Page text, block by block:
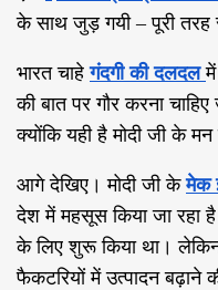
के साथ जुड़ गयी–पूरी तरह
भारत चाहेगंदगी की दलदल
की बात पर गौर करना
क्योंकि यही है मोदी जी के मन
आगे देखिए। मोदी जी केमेक
देश में महसूस किया जा रहा
के लिए शुरू किया था। लेकिन
फैकटरियों में उत्पादन बढ़ाने